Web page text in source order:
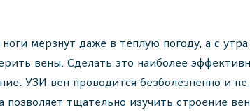
мерзнут даже в теплую погоду, а с
вены. Сделать это наиболее
УЗИ вен проводится безболезненно и
позволяет тщательно изучить строение